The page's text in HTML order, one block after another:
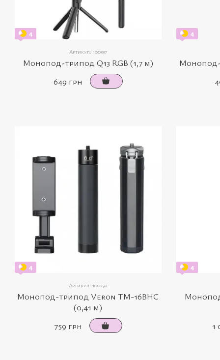
4
Артикул: 100337
Монопод-трипод Q13 RGB (1,7 м)
649 грн
4
4
Артикул: 100292
Монопод-трипод Veron TM-16BHC
(0,41 м)
759 грн
4
1